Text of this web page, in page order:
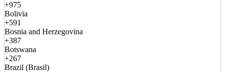
+975
Bolivia
+591
Bosnia and Herzegovina
+387
Botswana
+267
Brazil (Brasil)